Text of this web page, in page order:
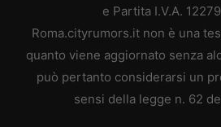
e Partita I.V.A.
Roma.cityrumors.it non è una
quanto viene aggiornato senza
può pertanto considerarsi un
sensi della legge n. 62